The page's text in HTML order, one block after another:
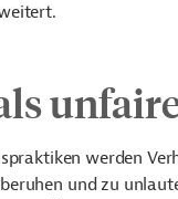
werden
und zu